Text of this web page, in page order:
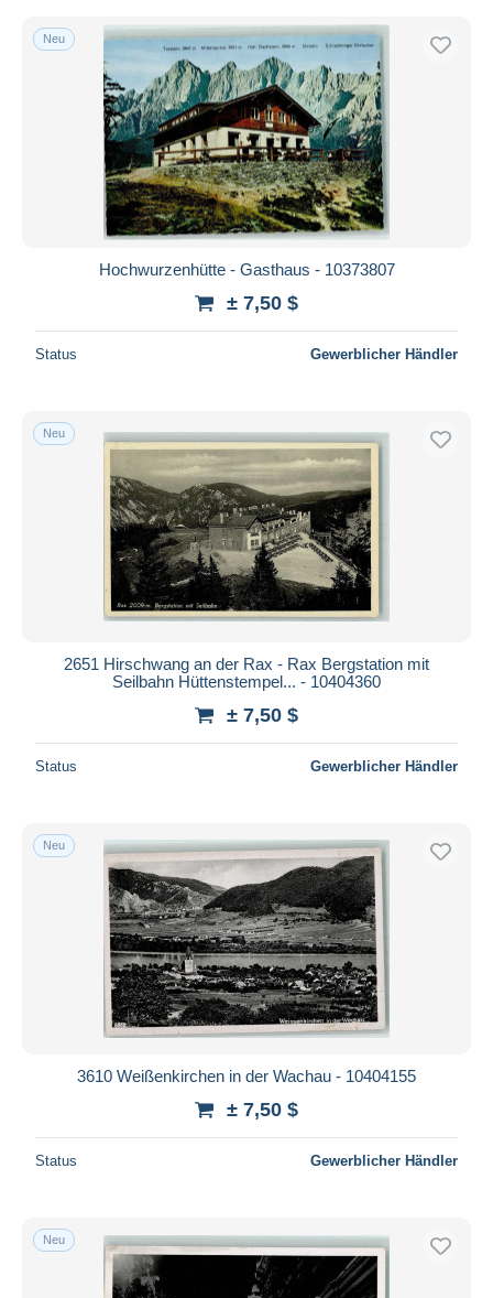
Neu
Hochwurzenhütte - Gasthaus - 10373807
± 7,50 $
Status Gewerblicher Händler
Neu
2651 Hirschwang an der Rax - Rax Bergstation mit
Seilbahn Hüttenstempel... - 10404360
± 7,50 $
Status Gewerblicher Händler
Neu
3610 Weißenkirchen in der Wachau - 10404155
± 7,50 $
Status Gewerblicher Händler
Neu